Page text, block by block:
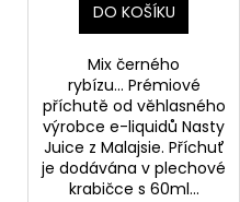
DO KOŠÍKU
Mix černého
rybízu... Prémiové
příchutě od věhlasného
výrobce e-liquidů Nasty
Juice z Malajsie. Příchuť
je dodávána v plechové
krabičce s 60ml...